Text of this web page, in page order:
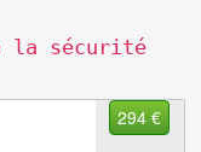
la sécurité
294 €